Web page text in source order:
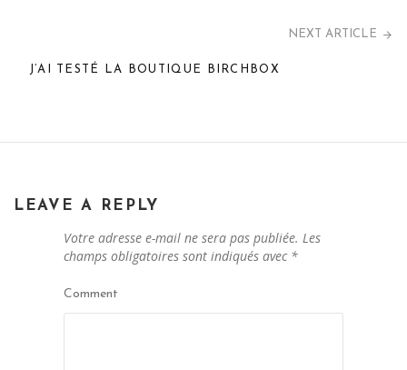
NEXT ARTICLE
J’AI TESTÉ LA BOUTIQUE BIRCHBOX
LEAVE A REPLY
Votre adresse e-mail ne sera pas publiée. Les
champs obligatoires sont indiqués avec *
Comment